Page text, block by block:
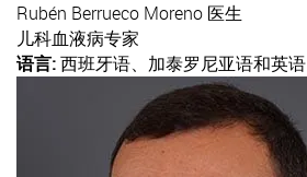
Rubén Berrueco Moreno 医生
儿科血液病专家
语言:西班牙语、加泰罗尼亚语和英语